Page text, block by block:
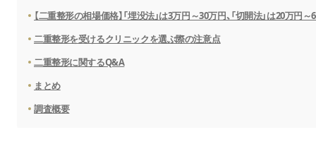
【二重整形の相場価格】「埋没法」は3万円～30万円、「切開法」は20万円～
二重整形を受けるクリニックを選ぶ際の注意点
二重整形に関するQ&A
まとめ
調査概要